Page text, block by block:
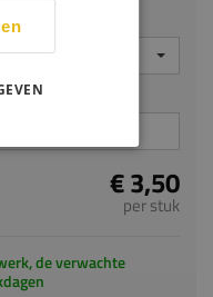
per stuk
de verwachte